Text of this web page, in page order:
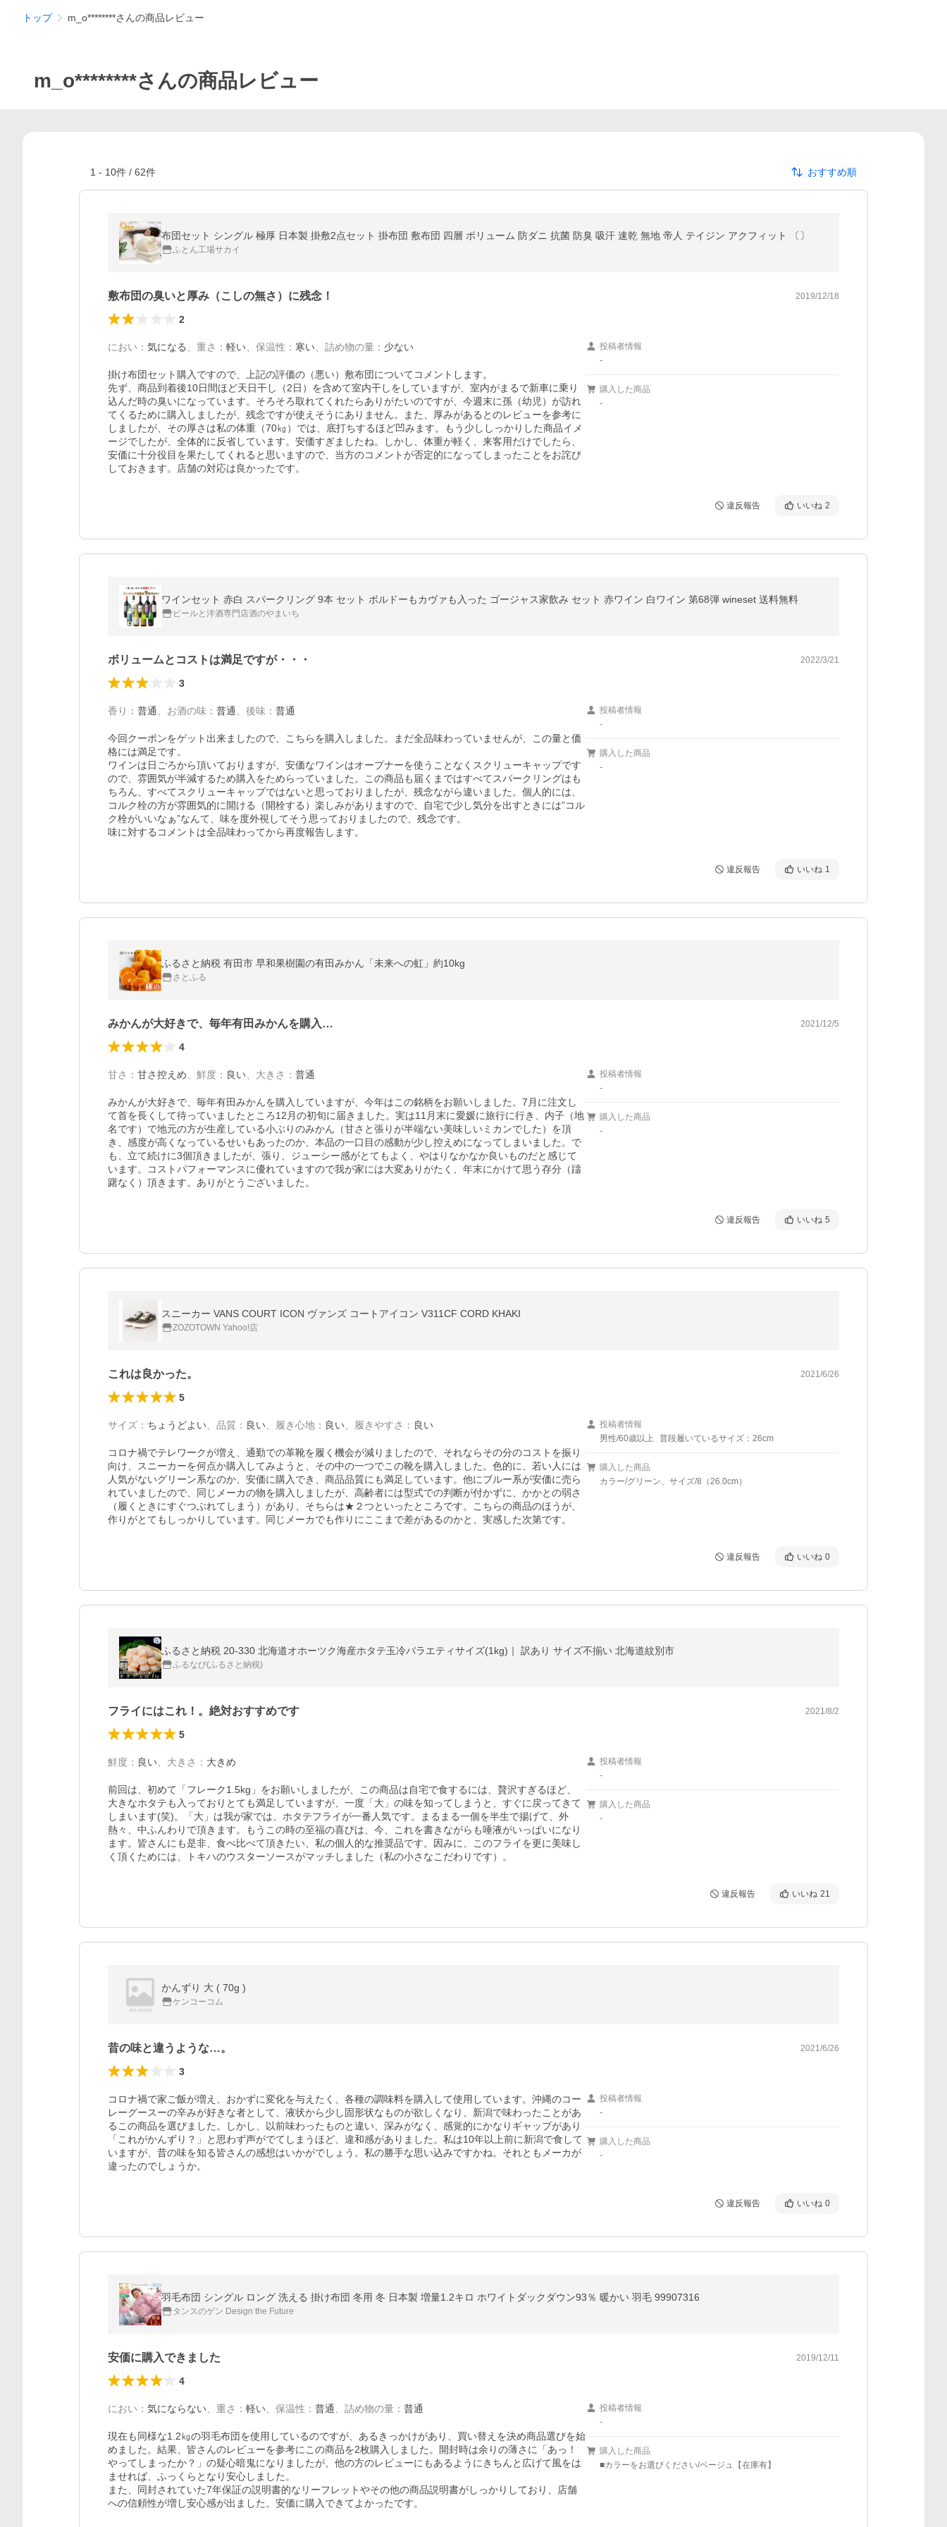
トップ m_o********さんの商品レビュー
m_o********さんの商品レビュー
1 - 10件 / 62件 おすすめ順
布団セット シングル 極厚 日本製 掛敷2点セット 掛布団 敷布団 四層 ボリューム 防ダニ 抗菌 防臭 吸汗 速乾 無地 帝人 テイジン アクフィット 〔〕
ふとん工場サカイ
敷布団の臭いと厚み（こしの無さ）に残念！ 2019/12/18
2
におい ： 気になる 重さ ： 軽い 保温性 ： 寒い 詰め物の量 ： 少ない
掛け布団セット購入ですので、上記の評価の（悪い）敷布団についてコメントします。
先ず、商品到着後10日間ほど天日干し（2日）を含めて室内干しをしていますが、室内がまるで新車に乗り
込んだ時の臭いになっています。そろそろ取れてくれたらありがたいのですが、今週末に孫（幼児）が訪れ
てくるために購入しましたが、残念ですが使えそうにありません。また、厚みがあるとのレビューを参考に
しましたが、その厚さは私の体重（70㎏）では、底打ちするほど凹みます。もう少ししっかりした商品イメ
ージでしたが、全体的に反省しています。安価すぎましたね。しかし、体重が軽く、来客用だけでしたら、
安価に十分役目を果たしてくれると思いますので、当方のコメントが否定的になってしまったことをお詫び
しておきます。店舗の対応は良かったです。
投稿者情報
-
購入した商品
-
違反報告 いいね 2
ワインセット 赤白 スパークリング 9本 セット ボルドーもカヴァも入った ゴージャス家飲み セット 赤ワイン 白ワイン 第68弾 wineset 送料無料
ビールと洋酒専門店酒のやまいち
ボリュームとコストは満足ですが・・・ 2022/3/21
3
香り ： 普通 お酒の味 ： 普通 後味 ： 普通
今回クーポンをゲット出来ましたので、こちらを購入しました。まだ全品味わっていませんが、この量と価
格には満足です。
ワインは日ごろから頂いておりますが、安価なワインはオープナーを使うことなくスクリューキャップです
ので、雰囲気が半減するため購入をためらっていました。この商品も届くまではすべてスパークリングはも
ちろん、すべてスクリューキャップではないと思っておりましたが、残念ながら違いました。個人的には、
コルク栓の方が雰囲気的に開ける（開栓する）楽しみがありますので、自宅で少し気分を出すときには”コル
ク栓がいいなぁ”なんて、味を度外視してそう思っておりましたので、残念です。
味に対するコメントは全品味わってから再度報告します。
投稿者情報
-
購入した商品
-
違反報告 いいね 1
ふるさと納税 有田市 早和果樹園の有田みかん「未来への虹」約10kg
さとふる
みかんが大好きで、毎年有田みかんを購入… 2021/12/5
4
甘さ ： 甘さ控えめ 鮮度 ： 良い 大きさ ： 普通
みかんが大好きで、毎年有田みかんを購入していますが、今年はこの銘柄をお願いしました。7月に注文し
て首を長くして待っていましたところ12月の初旬に届きました。実は11月末に愛媛に旅行に行き、内子（地
名です）で地元の方が生産している小ぶりのみかん（甘さと張りが半端ない美味しいミカンでした）を頂
き、感度が高くなっているせいもあったのか、本品の一口目の感動が少し控えめになってしまいました。で
も、立て続けに3個頂きましたが、張り、ジューシー感がとてもよく、やはりなかなか良いものだと感じて
います。コストパフォーマンスに優れていますので我が家には大変ありがたく、年末にかけて思う存分（躊
躇なく）頂きます。ありがとうございました。
投稿者情報
-
購入した商品
-
違反報告 いいね 5
スニーカー VANS COURT ICON ヴァンズ コートアイコン V311CF CORD KHAKI
ZOZOTOWN Yahoo!店
これは良かった。 2021/6/26
5
サイズ ： ちょうどよい 品質 ： 良い 履き心地 ： 良い 履きやすさ ： 良い
コロナ禍でテレワークが増え、通勤での革靴を履く機会が減りましたので、それならその分のコストを振り
向け、スニーカーを何点か購入してみようと、その中の一つでこの靴を購入しました。色的に、若い人には
人気がないグリーン系なのか、安価に購入でき、商品品質にも満足しています。他にブルー系が安価に売ら
れていましたので、同じメーカの物を購入しましたが、高齢者には型式での判断が付かずに、かかとの弱さ
（履くときにすぐつぶれてしまう）があり、そちらは★２つといったところです。こちらの商品のほうが、
作りがとてもしっかりしています。同じメーカでも作りにここまで差があるのかと、実感した次第です。
投稿者情報
男性/60歳以上
普段履いているサイズ：26cm
購入した商品
カラー/グリーン、サイズ/8（26.0cm）
違反報告 いいね 0
ふるさと納税 20-330 北海道オホーツク海産ホタテ玉冷バラエティサイズ(1kg)｜ 訳あり サイズ不揃い 北海道紋別市
ふるなび(ふるさと納税)
フライにはこれ！。絶対おすすめです 2021/8/2
5
鮮度 ： 良い 大きさ ： 大きめ
前回は、初めて「フレーク1.5kg」をお願いしましたが、この商品は自宅で食するには、贅沢すぎるほど、
大きなホタテも入っておりとても満足していますが、一度「大」の味を知ってしまうと、すぐに戻ってきて
しまいます(笑)。「大」は我が家では、ホタテフライが一番人気です。まるまる一個を半生で揚げて、外
熱々、中ふんわりで頂きます。もうこの時の至福の喜びは、今、これを書きながらも唾液がいっぱいになり
ます。皆さんにも是非、食べ比べて頂きたい、私の個人的な推奨品です。因みに、このフライを更に美味し
く頂くためには、トキハのウスターソースがマッチしました（私の小さなこだわりです）。
投稿者情報
-
購入した商品
-
違反報告 いいね 21
かんずり 大 ( 70g )
ケンコーコム
昔の味と違うような…。 2021/6/26
3
コロナ禍で家ご飯が増え、おかずに変化を与えたく、各種の調味料を購入して使用しています。沖縄のコー
レーグースーの辛みが好きな者として、液状から少し固形状なものが欲しくなり、新潟で味わったことがあ
るこの商品を選びました。しかし、以前味わったものと違い、深みがなく、感覚的にかなりギャップがあり
「これがかんずり？」と思わず声がでてしまうほど、違和感がありました。私は10年以上前に新潟で食して
いますが、昔の味を知る皆さんの感想はいかがでしょう。私の勝手な思い込みですかね。それともメーカが
違ったのでしょうか。
投稿者情報
-
購入した商品
-
違反報告 いいね 0
羽毛布団 シングル ロング 洗える 掛け布団 冬用 冬 日本製 増量1.2キロ ホワイトダックダウン93％ 暖かい 羽毛 99907316
タンスのゲン Design the Future
安価に購入できました 2019/12/11
4
におい ： 気にならない 重さ ： 軽い 保温性 ： 普通 詰め物の量 ： 普通
現在も同様な1.2㎏の羽毛布団を使用しているのですが、あるきっかけがあり、買い替えを決め商品選びを始
めました。結果、皆さんのレビューを参考にこの商品を2枚購入しました。開封時は余りの薄さに「あっ！
やってしまったか？」の疑心暗鬼になりましたが、他の方のレビューにもあるようにきちんと広げて風をは
ませれば、ふっくらとなり安心しました。
また、同封されていた7年保証の説明書的なリーフレットやその他の商品説明書がしっかりしており、店舗
への信頼性が増し安心感が出ました。安価に購入できてよかったです。
投稿者情報
-
購入した商品
■カラーをお選びください/ベージュ【在庫有】